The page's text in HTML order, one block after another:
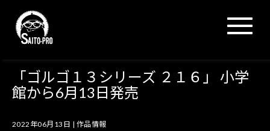
N
a
g
a
「ゴルゴ１３シリーズ ２１６」 小学
館から6月13日発売
2022年06月13日 | 作品情報